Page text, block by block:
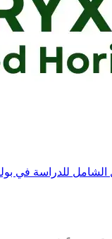
للعام 2026 •